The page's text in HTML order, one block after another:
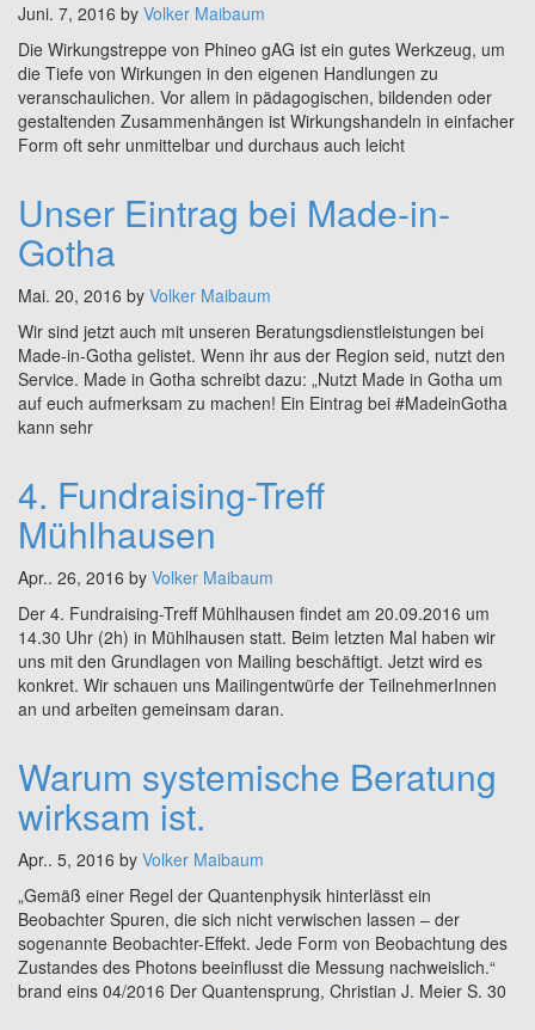
Juni. 7, 2016 by Volker Maibaum
Die Wirkungstreppe von Phineo gAG ist ein gutes Werkzeug, um
die Tiefe von Wirkungen in den eigenen Handlungen zu
veranschaulichen. Vor allem in pädagogischen, bildenden oder
gestaltenden Zusammenhängen ist Wirkungshandeln in einfacher
Form oft sehr unmittelbar und durchaus auch leicht
Unser Eintrag bei Made-in-
Gotha
Mai. 20, 2016 by Volker Maibaum
Wir sind jetzt auch mit unseren Beratungsdienstleistungen bei
Made-in-Gotha gelistet. Wenn ihr aus der Region seid, nutzt den
Service. Made in Gotha schreibt dazu: „Nutzt Made in Gotha um
auf euch aufmerksam zu machen! Ein Eintrag bei ‪#‎MadeinGotha‬
kann sehr
4. Fundraising-Treff
Mühlhausen
Apr.. 26, 2016 by Volker Maibaum
Der 4. Fundraising-Treff Mühlhausen findet am 20.09.2016 um
14.30 Uhr (2h) in Mühlhausen statt. Beim letzten Mal haben wir
uns mit den Grundlagen von Mailing beschäftigt. Jetzt wird es
konkret. Wir schauen uns Mailingentwürfe der TeilnehmerInnen
an und arbeiten gemeinsam daran.
Warum systemische Beratung
wirksam ist.
Apr.. 5, 2016 by Volker Maibaum
„Gemäß einer Regel der Quantenphysik hinterlässt ein
Beobachter Spuren, die sich nicht verwischen lassen – der
sogenannte Beobachter-Effekt. Jede Form von Beobachtung des
Zustandes des Photons beeinflusst die Messung nachweislich.“
brand eins 04/2016 Der Quantensprung, Christian J. Meier S. 30